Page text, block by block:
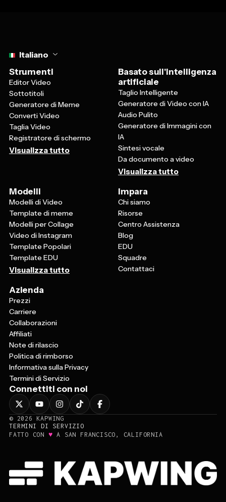
Italiano
Strumenti
Editor Video
Sottotitoli
Generatore di Meme
Converti Video
Taglia Video
Registratore di schermo
Visualizza tutto
Basato sull'intelligenza
artificiale
Taglio Intelligente
Generatore di Video con IA
Audio Pulito
Generatore di Immagini con
IA
Sintesi vocale
Da documento a video
Visualizza tutto
Modelli
Modelli di Video
Template di meme
Modelli per Collage
Video di Instagram
Template Popolari
Template EDU
Visualizza tutto
Impara
Chi siamo
Risorse
Centro Assistenza
Blog
EDU
Squadre
Contattaci
Azienda
Prezzi
Carriere
Collaborazioni
Affiliati
Note di rilascio
Politica di rimborso
Informativa sulla Privacy
Termini di Servizio
Connettiti con noi
© 2026
KAPWING
TERMINI DI SERVIZIO
FATTO CON ♥ A SAN FRANCISCO, CALIFORNIA